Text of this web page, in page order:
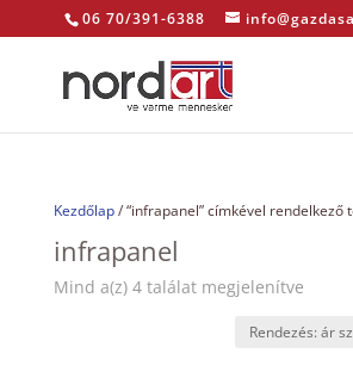
06 70/391-6388
Kezdőlap/ “infrapanel” címkével rendelkező
infrapanel
Mind a(z) 4 találat megjelenítveSorted
price: